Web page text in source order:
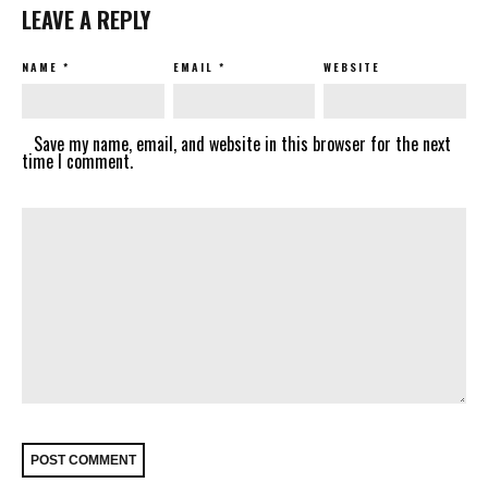
LEAVE A REPLY
NAME * EMAIL * WEBSITE
Save my name, email, and website in this browser for the next
time I comment.